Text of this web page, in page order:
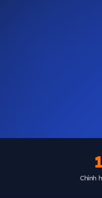
Chính